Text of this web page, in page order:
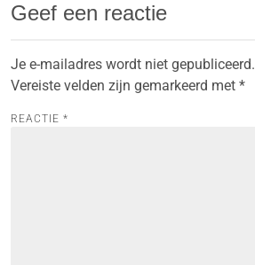
Geef een reactie
Je e-mailadres wordt niet gepubliceerd.
Vereiste velden zijn gemarkeerd met *
REACTIE *